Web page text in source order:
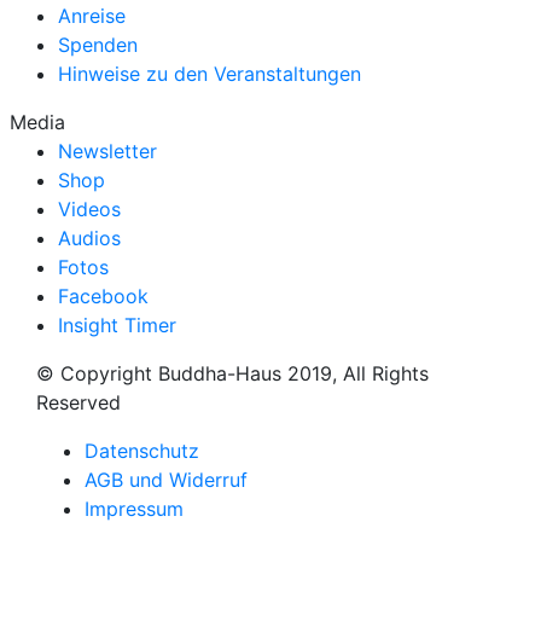
Anreise
Spenden
Hinweise zu den Veranstaltungen
Media
Newsletter
Shop
Videos
Audios
Fotos
Facebook
Insight Timer
© Copyright Buddha-Haus 2019, All Rights
Reserved
Datenschutz
AGB und Widerruf
Impressum